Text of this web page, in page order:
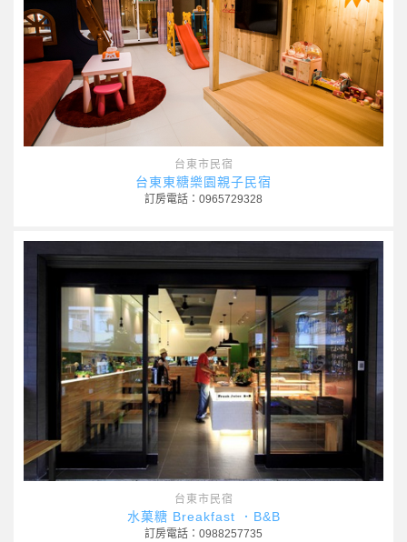
台東市民宿
台東東糖樂園親子民宿
訂房電話：0965729328
台東市民宿
水菓糖 Breakfast ．B&B
訂房電話：0988257735